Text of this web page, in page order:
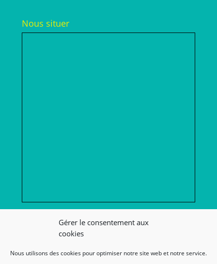
Gérer le consentement aux
cookies
Nous utilisons des cookies pour optimiser notre site web et notre service.
Nous situer
Afficher une carte plus grande